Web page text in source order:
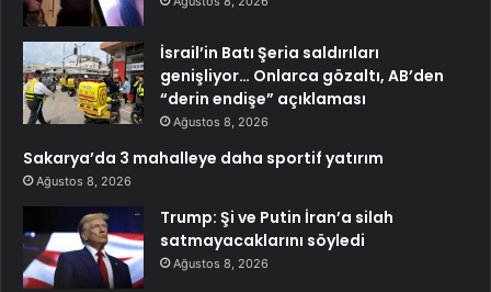
İsrail’in Batı Şeria saldırıları
genişliyor… Onlarca gözaltı, AB’den
“derin endişe” açıklaması
Ağustos 8, 2026
Sakarya’da 3 mahalleye daha sportif yatırım
Ağustos 8, 2026
Trump: Şi ve Putin İran’a silah
satmayacaklarını söyledi
Ağustos 8, 2026